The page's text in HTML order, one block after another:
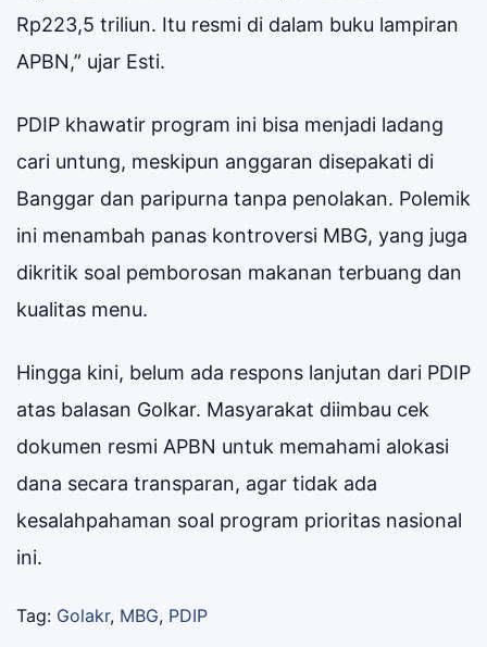
Rp223,5 triliun. Itu resmi di dalam buku lampiran
APBN,” ujar Esti.
PDIP khawatir program ini bisa menjadi ladang
cari untung, meskipun anggaran disepakati di
Banggar dan paripurna tanpa penolakan. Polemik
ini menambah panas kontroversi MBG, yang juga
dikritik soal pemborosan makanan terbuang dan
kualitas menu.
Hingga kini, belum ada respons lanjutan dari PDIP
atas balasan Golkar. Masyarakat diimbau cek
dokumen resmi APBN untuk memahami alokasi
dana secara transparan, agar tidak ada
kesalahpahaman soal program prioritas nasional
ini.
Tag: Golakr, MBG, PDIP